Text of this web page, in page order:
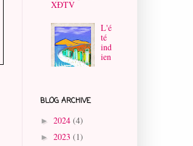
XĐTV
L'é
té
ind
ien
BLOG ARCHIVE
► 2024 (4)
► 2023 (1)